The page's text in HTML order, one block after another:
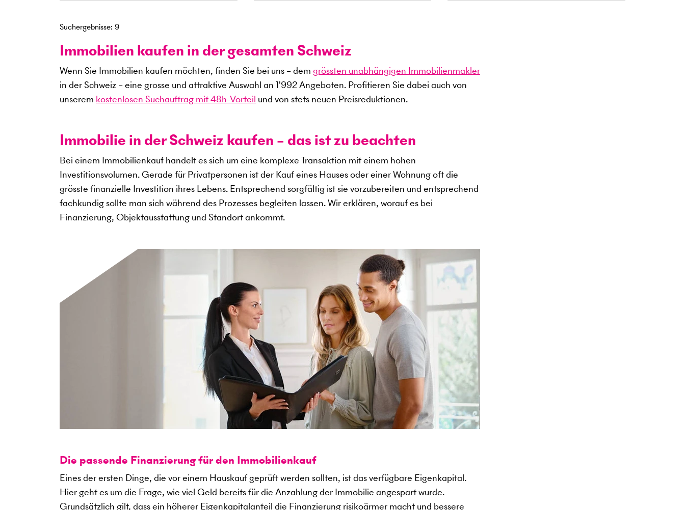
Suchergebnisse: 9
Immobilien kaufen in der gesamten Schweiz
Wenn Sie Immobilien kaufen möchten, finden Sie bei uns – dem grössten unabhängigen Immobilienmakler
in der Schweiz – eine grosse und attraktive Auswahl an 1'992Angeboten. Profitieren Sie dabei auch von
unserem kostenlosen Suchauftrag mit 48h-Vorteil und von stets neuen Preisreduktionen.
Immobilie in der Schweiz kaufen – das ist zu beachten
Bei einem Immobilienkauf handelt es sich um eine komplexe Transaktion mit einem hohen
Investitionsvolumen. Gerade für Privatpersonen ist der Kauf eines Hauses oder einer Wohnung oft die
grösste finanzielle Investition ihres Lebens. Entsprechend sorgfältig ist sie vorzubereiten und entsprechend
fachkundig sollte man sich während des Prozesses begleiten lassen. Wir erklären, worauf es bei
Finanzierung, Objektausstattung und Standort ankommt.
Die passende Finanzierung für den Immobilienkauf
Eines der ersten Dinge, die vor einem Hauskauf geprüft werden sollten, ist das verfügbare Eigenkapital.
Hier geht es um die Frage, wie viel Geld bereits für die Anzahlung der Immobilie angespart wurde.
Grundsätzlich gilt, dass ein höherer Eigenkapitalanteil die Finanzierung risikoärmer macht und bessere